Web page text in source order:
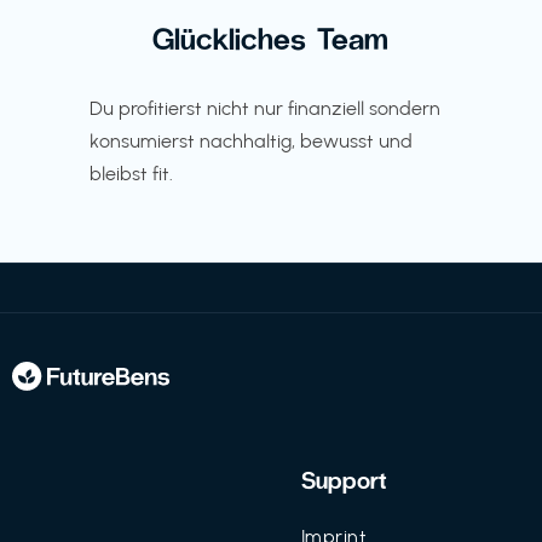
Glückliches Team
Du profitierst nicht nur finanziell sondern
konsumierst nachhaltig, bewusst und
bleibst fit.
Support
Imprint